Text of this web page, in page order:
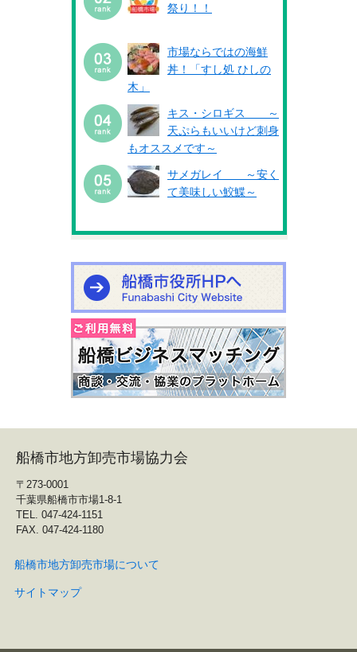
祭り！！
市場ならではの海鮮
丼！「すし処 ひしの
木」
キス・シロギス ～
天ぷらもいいけど刺身
もオススメです～
サメガレイ ～安く
て美味しい鮫鰈～
船橋市地方卸売市場協力会
〒273-0001
千葉県船橋市市場1-8-1
TEL. 047-424-1151
FAX. 047-424-1180
船橋市地方卸売市場について
サイトマップ